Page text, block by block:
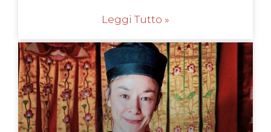
Leggi Tutto »